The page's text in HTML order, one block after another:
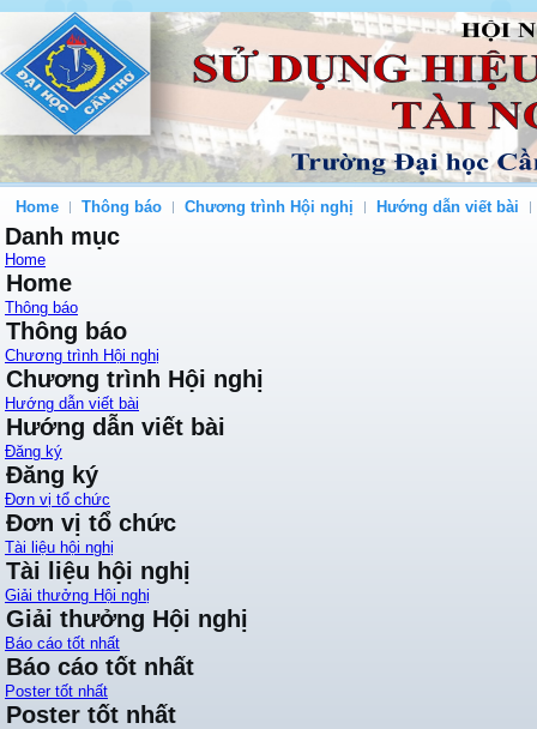
Home Thông báo Chương trình Hội nghị Hướng dẫn viết bài
Danh mục
Home
Home
Thông báo
Thông báo
Chương trình Hội nghị
Chương trình Hội nghị
Hướng dẫn viết bài
Hướng dẫn viết bài
Đăng ký
Đăng ký
Đơn vị tổ chức
Đơn vị tổ chức
Tài liệu hội nghị
Tài liệu hội nghị
Giải thưởng Hội nghị
Giải thưởng Hội nghị
Báo cáo tốt nhất
Báo cáo tốt nhất
Poster tốt nhất
Poster tốt nhất